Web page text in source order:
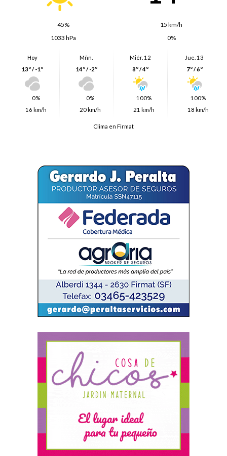
45%
15 km/h
1033 hPa
0%
Hoy
13º / -1º
0%
16 km/h
Mñn.
14º / -2º
0%
20 km/h
Miér. 12
8º / 4º
100%
21 km/h
Jue. 13
7º / 6º
100%
18 km/h
Clima en Firmat